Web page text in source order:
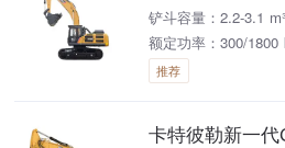
铲斗容量：2.2-3.1 m³
额定功率：300/1800
推荐
卡特彼勒新一